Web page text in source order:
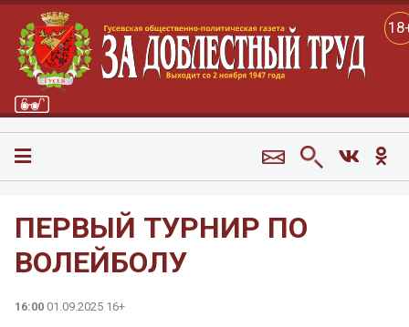
ПЕРВЫЙ ТУРНИР ПО
ВОЛЕЙБОЛУ
16:00 01.09.2025 16+